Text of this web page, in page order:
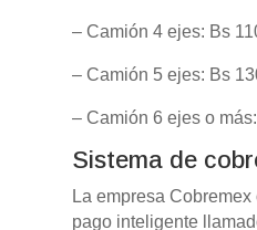
– Camión 4 ejes: Bs
– Camión 5 ejes: Bs
– Camión 6 ejes o
Sistema de
La empresa
pago inteligente